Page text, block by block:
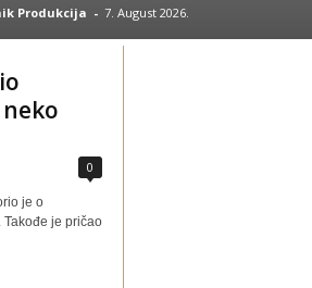
Produkcija - 7. August 2026.
0
je o
je pričao